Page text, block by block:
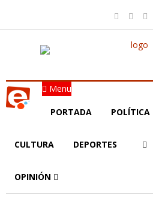
Menu
PORTADA POLÍTICA
CULTURA DEPORTES
OPINIÓN